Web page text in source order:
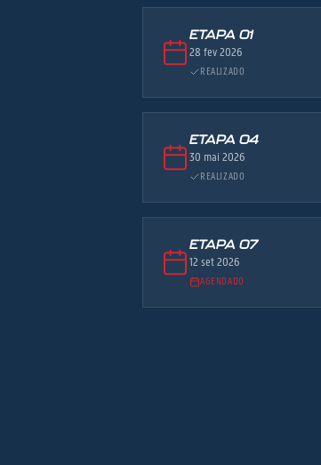
ETAPA 01
28 fev 2026
REALIZADO
ETAPA 04
30 mai 2026
REALIZADO
ETAPA 07
12 set 2026
AGENDADO